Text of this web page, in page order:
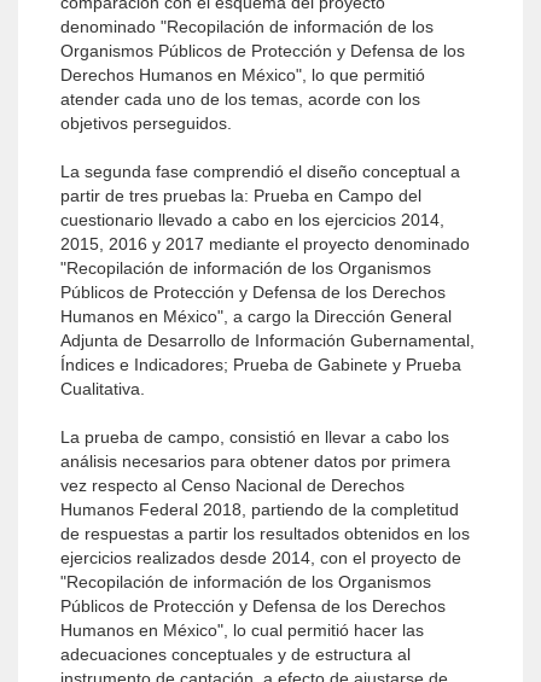
denominado "Recopilación de información de los
Organismos Públicos de Protección y Defensa de los
Derechos Humanos en México", lo que permitió
atender cada uno de los temas, acorde con los
objetivos perseguidos.
La segunda fase comprendió el diseño conceptual a
partir de tres pruebas la: Prueba en Campo del
cuestionario llevado a cabo en los ejercicios 2014,
2015, 2016 y 2017 mediante el proyecto denominado
"Recopilación de información de los Organismos
Públicos de Protección y Defensa de los Derechos
Humanos en México", a cargo la Dirección General
Adjunta de Desarrollo de Información Gubernamental,
Índices e Indicadores; Prueba de Gabinete y Prueba
Cualitativa.
La prueba de campo, consistió en llevar a cabo los
análisis necesarios para obtener datos por primera
vez respecto al Censo Nacional de Derechos
Humanos Federal 2018, partiendo de la completitud
de respuestas a partir los resultados obtenidos en los
ejercicios realizados desde 2014, con el proyecto de
"Recopilación de información de los Organismos
Públicos de Protección y Defensa de los Derechos
Humanos en México", lo cual permitió hacer las
adecuaciones conceptuales y de estructura al